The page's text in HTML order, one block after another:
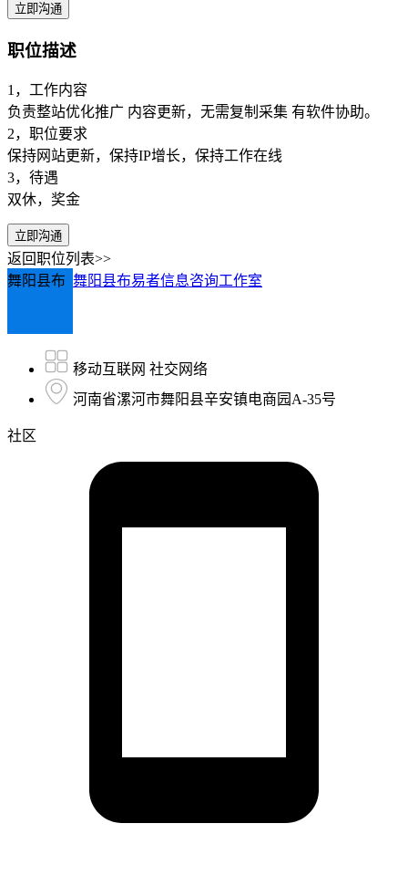
立即沟通
职位描述
1，工作内容
负责整站优化推广 内容更新，无需复制采集 有软件协助。
2，职位要求
保持网站更新，保持IP增长，保持工作在线
3，待遇
双休，奖金
立即沟通
返回职位列表>>
舞阳县布 舞阳县布易者信息咨询工作室
移动互联网 社交网络
河南省漯河市舞阳县辛安镇电商园A-35号
社区